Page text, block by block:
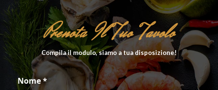
Prenota Il Tuo Tavolo
Compila il modulo, siamo a tua disposizione!